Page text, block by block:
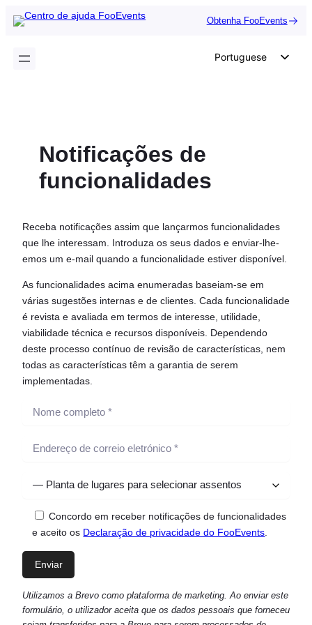
Saltar
para
conteúdo
Obtenha FooEvents
Portuguese
Czech
Greek
Notificações de
funcionalidades
Receba notificações assim que lançarmos funcionalidades
que lhe interessam. Introduza os seus dados e enviar-lhe-
emos um e-mail quando a funcionalidade estiver disponível.
As funcionalidades acima enumeradas baseiam-se em
várias sugestões internas e de clientes. Cada funcionalidade
é revista e avaliada em termos de interesse, utilidade,
viabilidade técnica e recursos disponíveis. Dependendo
deste processo contínuo de revisão de características, nem
todas as características têm a garantia de serem
implementadas.
Concordo em receber notificações de funcionalidades
e aceito os Declaração de privacidade do FooEvents
Utilizamos a Brevo como plataforma de marketing. Ao enviar este
formulário, o utilizador aceita que os dados pessoais que forneceu